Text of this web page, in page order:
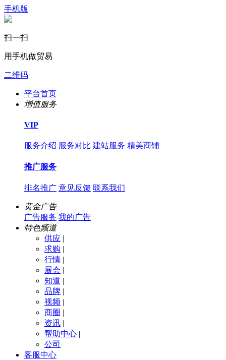
手机版
扫一扫
用手机做贸易
二维码
平台首页
增值服务
VIP
服务介绍 服务对比 建站服务 精美商铺
推广服务
排名推广 意见反馈 联系我们
黄金广告
广告服务 我的广告
特色频道
供应 |
求购 |
行情 |
展会 |
知道 |
品牌 |
视频 |
商圈 |
资讯 |
帮助中心 |
公司
客服中心